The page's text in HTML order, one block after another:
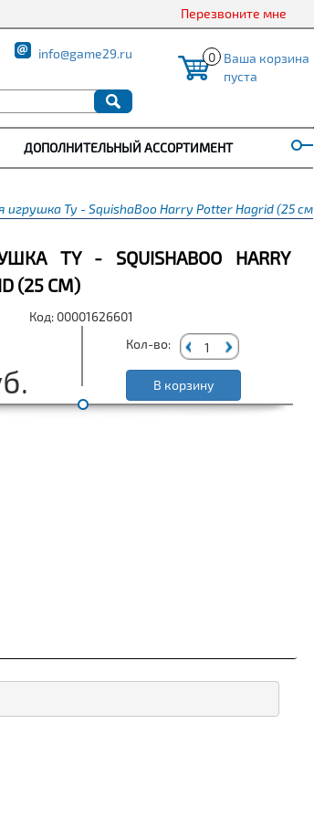
Перезвоните мне
info@game29.ru 0 Ваша корзина
пуста
ДОПОЛНИТЕЛЬНЫЙ АССОРТИМЕНТ
игрушка Ty - SquishaBoo Harry Potter Hagrid (25 см)
TY - SQUISHABOO HARRY
(25 СМ)
Код: 00001626601
Кол-во:
В корзину